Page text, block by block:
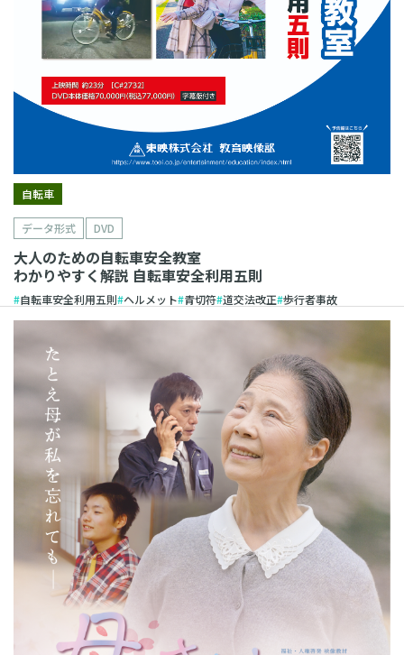
自転車
データ形式 DVD
大人のための自転車安全教室
わかりやすく解説 自転車安全利用五則
自転車安全利用五則 ヘルメット 青切符 道交法改正 歩行者事故